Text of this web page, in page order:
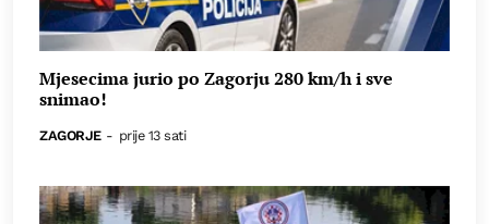
Mjesecima jurio po Zagorju 280 km/h i sve
snimao!
ZAGORJE - prije 13 sati